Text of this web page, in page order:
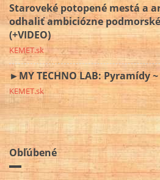
Staroveké potopené mestá a
odhaliť ambiciózne
(+VIDEO)
KEMET.sk
►MY TECHNO LAB: Pyramídy
KEMET.sk
Obľúbené